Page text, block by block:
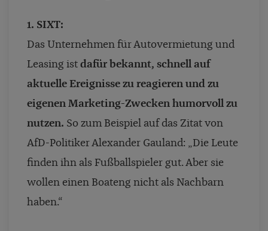
1. SIXT:
Das Unternehmen für Autovermietung und
Leasing ist dafür bekannt, schnell auf
aktuelle Ereignisse zu reagieren und zu
eigenen Marketing-Zwecken humorvoll zu
nutzen. So zum Beispiel auf das Zitat von
AfD-Politiker Alexander Gauland: „Die Leute
finden ihn als Fußballspieler gut. Aber sie
wollen einen Boateng nicht als Nachbarn
haben.“